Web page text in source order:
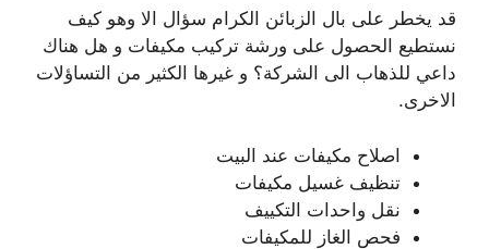
قد يخطر على بال الزبائن الكرام سؤال الا وهو كيف
نستطيع الحصول على ورشة تركيب مكيفات و هل هناك
داعي للذهاب الى الشركة؟ و غيرها الكثير من التساؤلات
الاخرى.
اصلاح مكيفات عند البيت
تنظيف غسيل مكيفات
نقل واحدات التكييف
فحص الغاز للمكيفات